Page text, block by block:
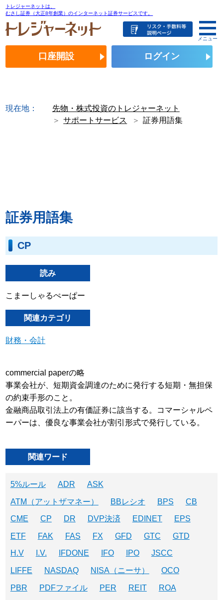
トレジャーネットは、
むさし証券（大正8年創業）のインターネット証券サービスです。
口座開設 ログイン
メニュー
現在地：
先物・株式投資のトレジャーネット
サポートサービス
証券用語集
証券用語集
CP
読み
こまーしゃるぺーぱー
関連カテゴリ
財務・会計
commercial paperの略
事業会社が、短期資金調達のために発行する短期・無担保
の約束手形のこと。
金融商品取引法上の有価証券に該当する。コマーシャルペ
ーパーは、優良な事業会社が割引形式で発行している。
関連ワード
5%ルール ADR ASK
ATM（アットザマネー） BBレシオ BPS CB
CME CP DR DVP決済 EDINET EPS
ETF FAK FAS FX GFD GTC GTD
H.V I.V. IFDONE IFO IPO JSCC
LIFFE NASDAQ NISA（ニーサ） OCO
PBR PDFファイル PER REIT ROA